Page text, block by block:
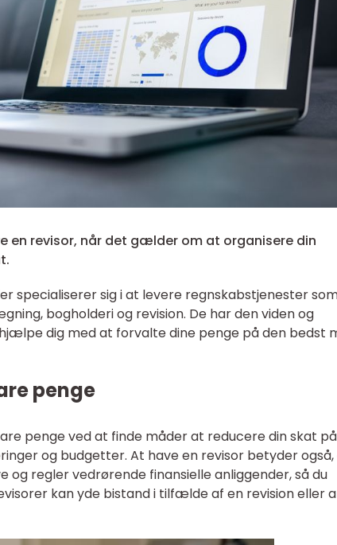
en revisor, når det gælder om at organisere din
specialiserer sig i at levere regnskabstjenester
bogholderi og revision. De har den viden og
dig med at forvalte dine penge på den bedst
penge
penge ved at finde måder at reducere din skat
og budgetter. At have en revisor betyder
og regler vedrørende finansielle anliggender, så du
kan yde bistand i tilfælde af en revision eller